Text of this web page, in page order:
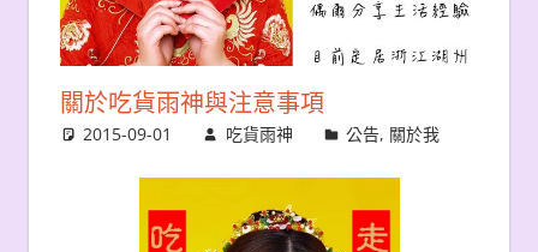
關於吃貨雨神與注意事項
2015-09-01 吃貨雨神 公告, 關於我